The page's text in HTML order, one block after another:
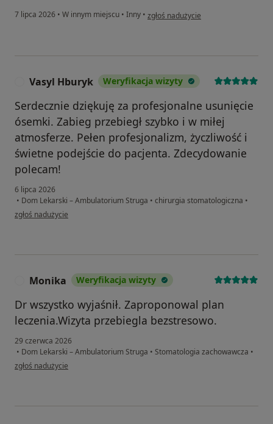
7 lipca 2026 • W innym miejscu • Inny • w opinii użytkownika Dariusz
zgłoś nadużycie
Vasyl Hburyk Weryfikacja wizyty
Serdecznie dziękuję za profesjonalne usunięcie
ósemki. Zabieg przebiegł szybko i w miłej
atmosferze. Pełen profesjonalizm, życzliwość i
świetne podejście do pacjenta. Zdecydowanie
polecam!
6 lipca 2026
• Dom Lekarski – Ambulatorium Struga • chirurgia stomatologiczna •
w opinii użytkownika Vasyl Hburyk
zgłoś nadużycie
Monika Weryfikacja wizyty
Dr wszystko wyjaśnił. Zaproponowal plan
leczenia.Wizyta przebiegla bezstresowo.
29 czerwca 2026
• Dom Lekarski – Ambulatorium Struga • Stomatologia zachowawcza •
w opinii użytkownika Monika
zgłoś nadużycie